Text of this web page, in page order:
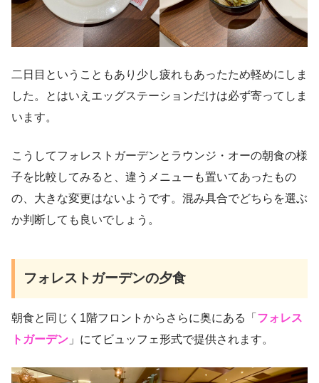
二日目ということもあり少し疲れもあったため軽めにしま
した。とはいえエッグステーションだけは必ず寄ってしま
います。
こうしてフォレストガーデンとラウンジ・オーの朝食の様
子を比較してみると、違うメニューも置いてあったもの
の、大きな変更はないようです。混み具合でどちらを選ぶ
か判断しても良いでしょう。
フォレストガーデンの夕食
朝食と同じく1階フロントからさらに奥にある「 フォレス
トガーデン 」にてビュッフェ形式で提供されます。